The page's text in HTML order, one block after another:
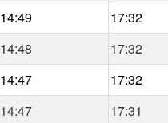
14:49 17:32
14:48 17:32
14:47 17:32
14:47 17:31